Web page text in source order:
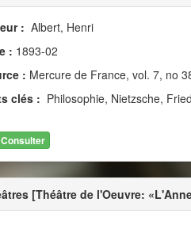
: Albert, Henri
: 1893-02
: Mercure de France, vol. 7, no
clés : Philosophie, Nietzsche,
Consulter
[Théâtre de l'Oeuvre: